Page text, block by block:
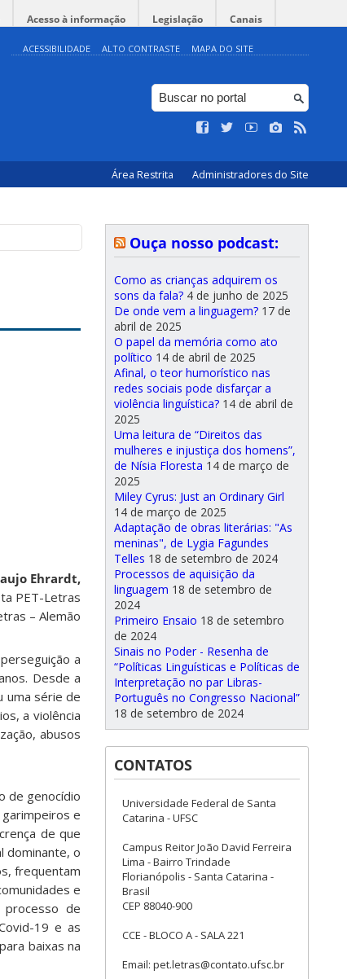
Acesso à informação Legislação Canais
ACESSIBILIDADE ALTO CONTRASTE MAPA DO SITE
Área Restrita Administradores do Site
Ehrardt,
PET-Letras
– Alemão
a
Desde a
uma série de
a violência
abusos
de genocídio
e
de que
dominante, o
frequentam
e
processo de
19 e as
baixas na
Ouça nosso podcast:
Como as crianças adquirem os
sons da fala? 4 de junho de 2025
De onde vem a linguagem? 17 de
abril de 2025
O papel da memória como ato
político 14 de abril de 2025
Afinal, o teor humorístico nas
redes sociais pode disfarçar a
violência linguística? 14 de abril de
2025
Uma leitura de “Direitos das
mulheres e injustiça dos homens”,
de Nísia Floresta 14 de março de
2025
Miley Cyrus: Just an Ordinary Girl
14 de março de 2025
Adaptação de obras literárias: "As
meninas", de Lygia Fagundes
Telles 18 de setembro de 2024
Processos de aquisição da
linguagem 18 de setembro de
2024
Primeiro Ensaio 18 de setembro
de 2024
Sinais no Poder - Resenha de
“Políticas Linguísticas e Políticas de
Interpretação no par Libras-
Português no Congresso Nacional”
18 de setembro de 2024
CONTATOS
Universidade Federal de Santa
Catarina - UFSC
Campus Reitor João David Ferreira
Lima - Bairro Trindade
Florianópolis - Santa Catarina -
Brasil
CEP 88040-900
CCE - BLOCO A - SALA 221
Email: pet.letras@contato.ufsc.br